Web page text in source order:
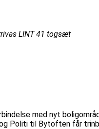
LINT 41 togsæt
med nyt
Politi til Bytoften får